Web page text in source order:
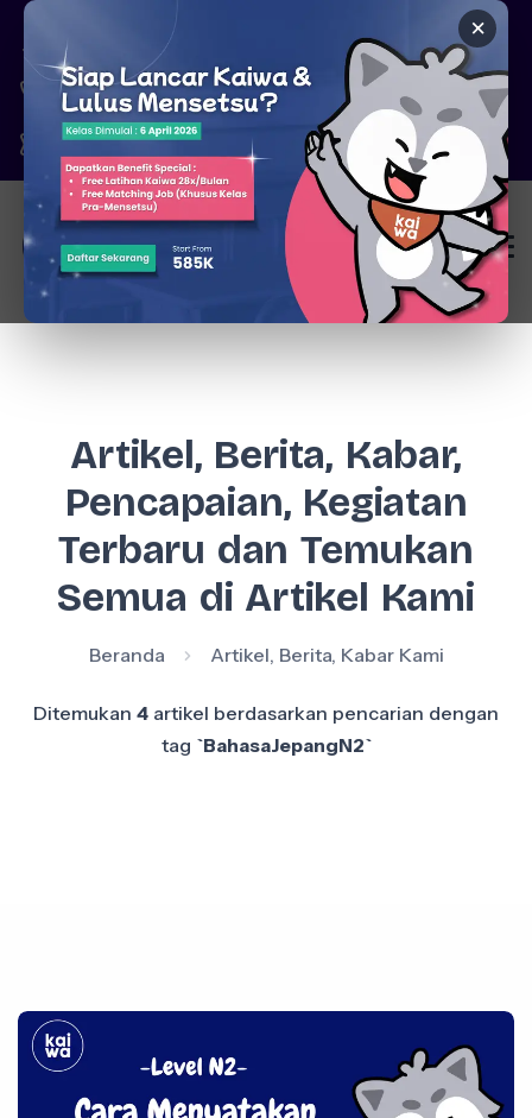
×
Pare, Kediri - Jawa Timur
6287777326344
marketing@kaiwa.id
Login
Artikel, Berita, Kabar,
Pencapaian, Kegiatan
Terbaru dan Temukan
Semua di Artikel Kami
Beranda Artikel, Berita, Kabar Kami
Ditemukan 4 artikel berdasarkan pencarian dengan
tag `BahasaJepangN2`